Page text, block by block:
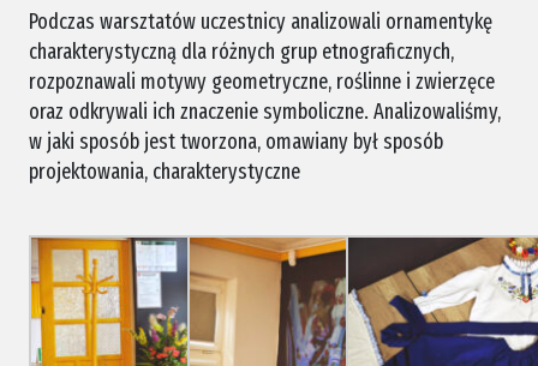
Podczas warsztatów uczestnicy analizowali ornamentykę
charakterystyczną dla różnych grup etnograficznych,
rozpoznawali motywy geometryczne, roślinne i zwierzęce
oraz odkrywali ich znaczenie symboliczne. Analizowaliśmy,
w jaki sposób jest tworzona, omawiany był sposób
projektowania, charakterystyczne